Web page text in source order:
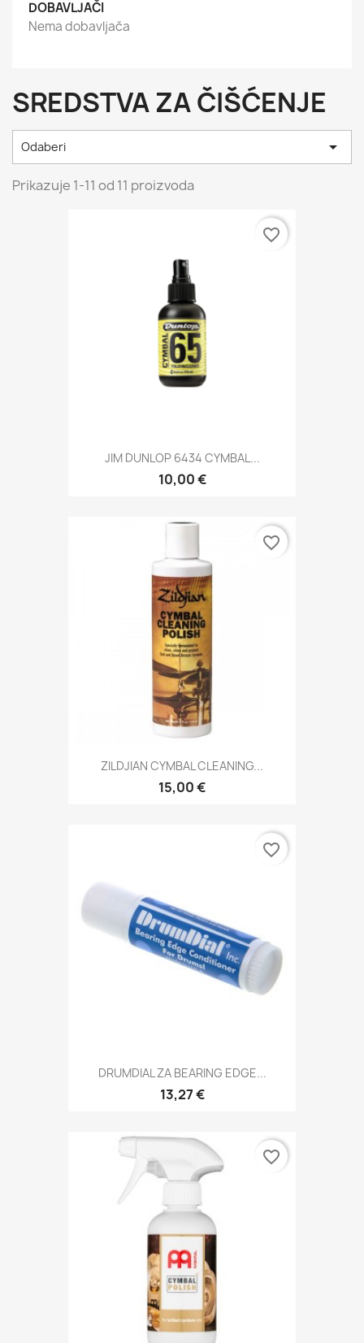
DOBAVLJAČI
Nema dobavljača
SREDSTVA ZA ČIŠĆENJE
Odaberi 
Prikazuje 1-11 od 11 proizvoda
JIM DUNLOP 6434 CYMBAL...
10,00 €
favorite_border
ZILDJIAN CYMBAL CLEANING...
15,00 €
favorite_border
DRUMDIAL ZA BEARING EDGE...
13,27 €
favorite_border
favorite_border